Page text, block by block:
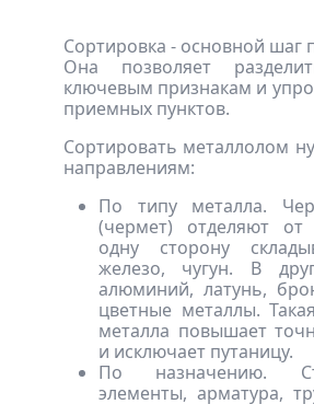
Сортировка - основной шаг
Она позволяет
ключевым признакам и
приемных пунктов.
Сортировать металлолом
направлениям:
По типу металла.
(чермет) отделяют от
одну сторону
железо, чугун. В
алюминий, латунь,
цветные металлы.
металла повышает
и исключает путаницу.
По назначению.
элементы, арматура,